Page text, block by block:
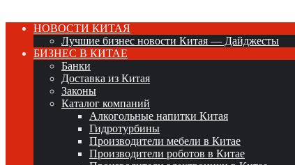
НОВОСТИ КИТАЯ
Лучшие бизнес новости Китая — Дайджесты
БИЗНЕС В КИТАЕ
Банки
Доставка из Китая
Законы
Каталог компаний
Алкогольные напитки Китая
Гидротурбины
Производители мебели в Китае
Производители роботов в Китае